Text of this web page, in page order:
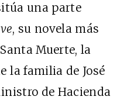
una parte
, su novela más
Muerte, la
la familia de José
de Hacienda